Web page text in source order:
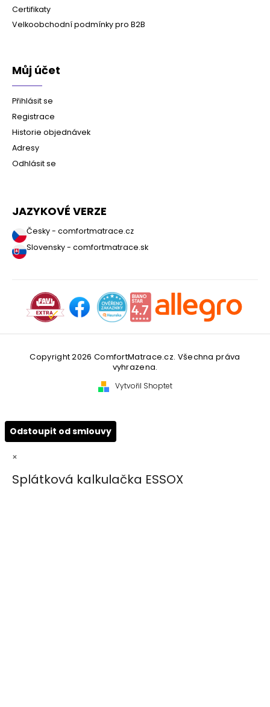
Certifikaty
Velkoobchodní podmínky pro B2B
Můj účet
Přihlásit se
Registrace
Historie objednávek
Adresy
Odhlásit se
JAZYKOVÉ VERZE
Česky - comfortmatrace.cz
Slovensky - comfortmatrace.sk
Vytvořil Shoptet
Copyright 2026 ComfortMatrace.cz. Všechna práva
vyhrazena.
Odstoupit od smlouvy
×
Splátková kalkulačka ESSOX